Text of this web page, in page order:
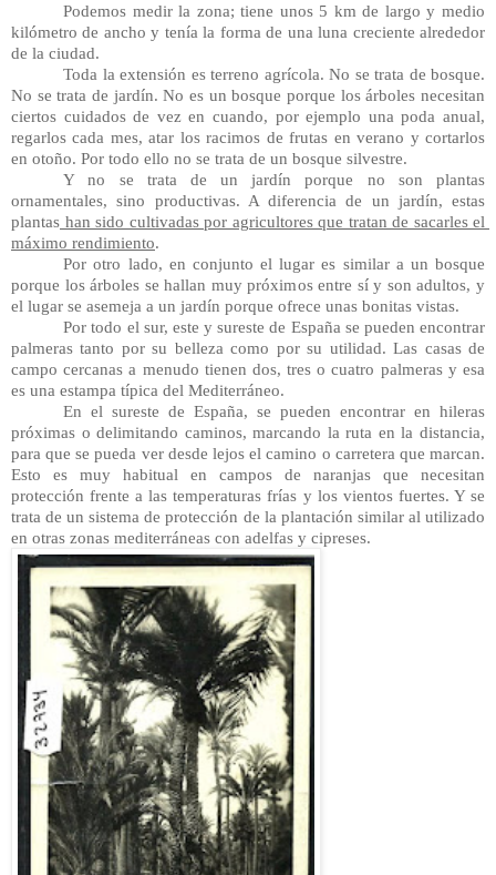
Podemos medir la zona; tiene unos 5 km de largo y medio
kilómetro de ancho y tenía la forma de una luna creciente alrededor
de la ciudad.
Toda la extensión es terreno agrícola. No se trata de bosque.
No se trata de jardín. No es un bosque porque los árboles necesitan
ciertos cuidados de vez en cuando, por ejemplo una poda anual,
regarlos cada mes, atar los racimos de frutas en verano y cortarlos
en otoño. Por todo ello no se trata de un bosque silvestre.
Y no se trata de un jardín porque no son plantas
ornamentales, sino productivas. A diferencia de un jardín, estas
plantas han sido cultivadas por agricultores que tratan de sacarles el
máximo rendimiento.
Por otro lado, en conjunto el lugar es similar a un bosque
porque los árboles se hallan muy próximos entre sí y son adultos, y
el lugar se asemeja a un jardín porque ofrece unas bonitas vistas.
Por todo el sur, este y sureste de España se pueden encontrar
palmeras tanto por su belleza como por su utilidad. Las casas de
campo cercanas a menudo tienen dos, tres o cuatro palmeras y esa
es una estampa típica del Mediterráneo.
En el sureste de España, se pueden encontrar en hileras
próximas o delimitando caminos, marcando la ruta en la distancia,
para que se pueda ver desde lejos el camino o carretera que marcan.
Esto es muy habitual en campos de naranjas que necesitan
protección frente a las temperaturas frías y los vientos fuertes. Y se
trata de un sistema de protección de la plantación similar al utilizado
en otras zonas mediterráneas con adelfas y cipreses.